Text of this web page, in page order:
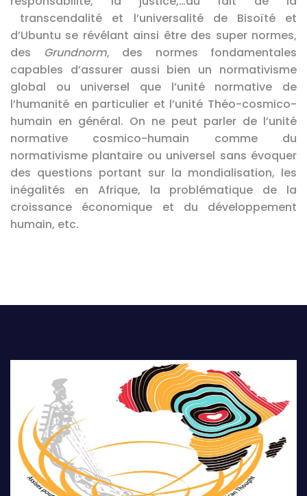
transcendalité et l’universalité de Bisoïté et
d’Ubuntu se révélant ainsi être des super normes,
des
Grundnorm, des normes fondamentales
capables d’assurer aussi bien un normativisme
global ou universel que l’unité normative de
l’humanité en particulier et l’unité Théo-cosmico-
humain en général. On ne peut parler de l’unité
normative cosmico-humain comme du
normativisme plantaire ou universel sans évoquer
des questions portant sur la mondialisation, les
inégalités en Afrique, la problématique de la
croissance économique et du développement
humain, etc.